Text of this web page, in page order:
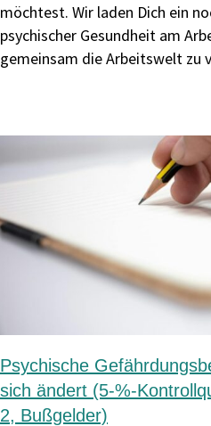
möchtest. Wir laden Dich ein
psychischer Gesundheit am
gemeinsam die Arbeitswelt zu
Psychische
sich ändert (5-%-
2, Bußgelder)